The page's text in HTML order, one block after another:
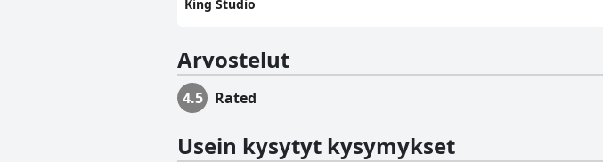
King Studio
Arvostelut
4.5 Rated
Usein kysytyt kysymykset